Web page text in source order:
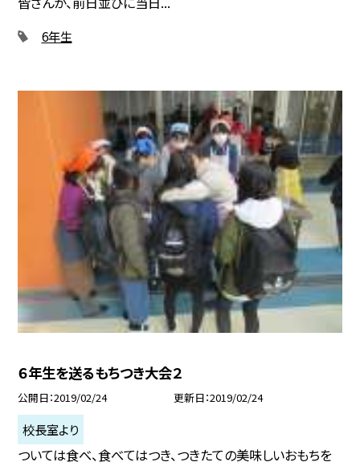
6年生
６年生を送るもちつき大会２
公開日 2019/02/24 更新日 2019/02/24
校長室より
ついては食べ、食べてはつき、つきたての美味しいおもちを